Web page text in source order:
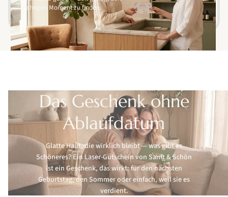
richtigen Moment zu finden.
Das Geschenk ohne
Ablaufdatum
Glatte Haut, die wirklich bleibt — was gibt es
Schöneres? Ein Laser-Gutschein von Sanft & Schön
ist ein Geschenk, das wirkt: für den nächsten
Geburtstag, den Sommer oder einfach, weil sie es
verdient.